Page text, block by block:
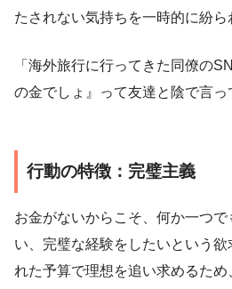
たされない気持ちを一時的に紛ら
「海外旅行に行ってきた同僚の
の金でしょ』って友達と陰で言っ
行動の特徴：完璧主義
お金がないからこそ、何か一つ
い、完璧な経験をしたいという
れた予算で理想を追い求めるた